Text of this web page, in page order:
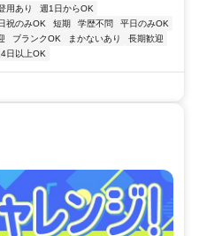
用あり
週1日からOK
祝のみOK 短期 学歴不問
平日のみOK
ブランクOK まかないあり
長期歓迎
日以上OK